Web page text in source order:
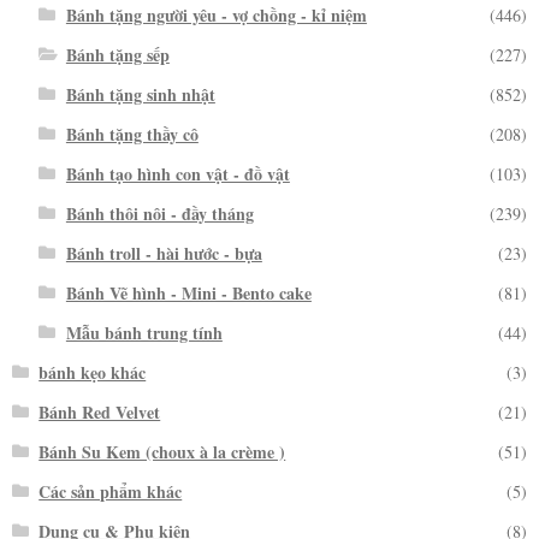
Bánh tặng người yêu - vợ chồng - kỉ niệm (446)
Bánh tặng sếp (227)
Bánh tặng sinh nhật (852)
Bánh tặng thầy cô (208)
Bánh tạo hình con vật - đồ vật (103)
Bánh thôi nôi - đầy tháng (239)
Bánh troll - hài hước - bựa (23)
Bánh Vẽ hình - Mini - Bento cake (81)
Mẫu bánh trung tính (44)
bánh kẹo khác (3)
Bánh Red Velvet (21)
Bánh Su Kem (choux à la crème ) (51)
Các sản phẩm khác (5)
Dụng cụ & Phụ kiện (8)